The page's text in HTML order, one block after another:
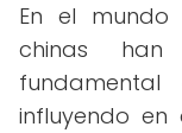
En el
chinas han
influyendo en